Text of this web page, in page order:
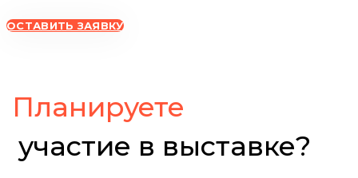
ОСТАВИТЬ ЗАЯВКУ
Планируете
участие в выставке?